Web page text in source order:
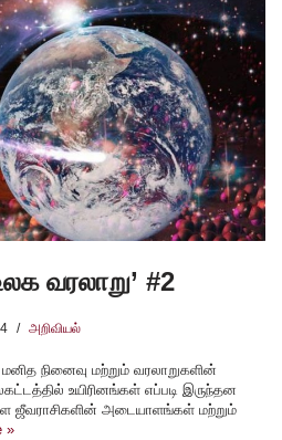
வரலாறு’ #2
அறிவியல்
நினைவு மற்றும் வரலாறுகளின்
உயிரினங்கள் எப்படி இருந்தன
ஜீவராசிகளின் அடையாளங்கள் மற்றும்
»